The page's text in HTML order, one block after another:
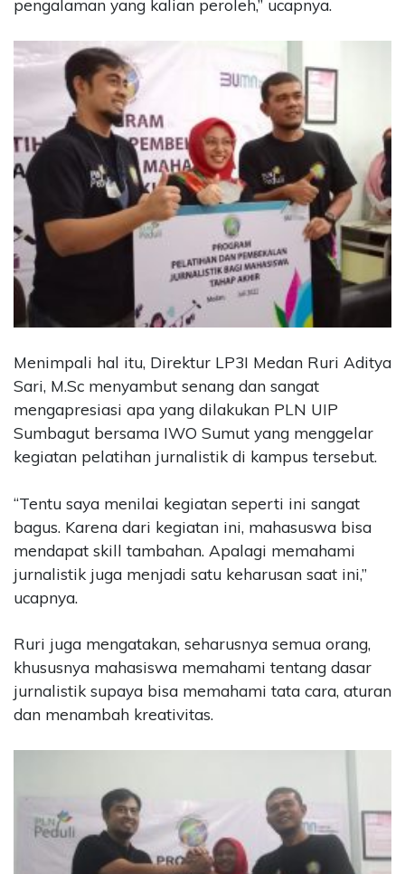
pengalaman yang kalian peroleh,” ucapnya.
Menimpali hal itu, Direktur LP3I Medan Ruri Aditya
Sari, M.Sc menyambut senang dan sangat
mengapresiasi apa yang dilakukan PLN UIP
Sumbagut bersama IWO Sumut yang menggelar
kegiatan pelatihan jurnalistik di kampus tersebut.
“Tentu saya menilai kegiatan seperti ini sangat
bagus. Karena dari kegiatan ini, mahasuswa bisa
mendapat skill tambahan. Apalagi memahami
jurnalistik juga menjadi satu keharusan saat ini,”
ucapnya.
Ruri juga mengatakan, seharusnya semua orang,
khususnya mahasiswa memahami tentang dasar
jurnalistik supaya bisa memahami tata cara, aturan
dan menambah kreativitas.